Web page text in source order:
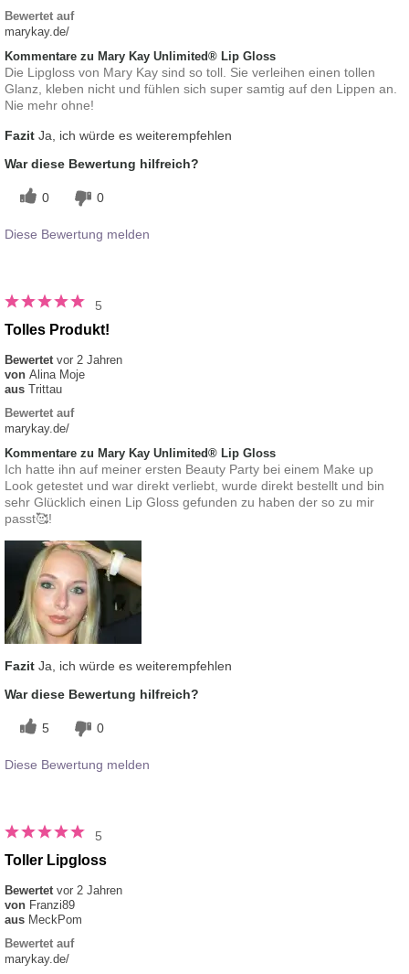
Bewertet auf
marykay.de/
Kommentare zu Mary Kay Unlimited® Lip Gloss
Die Lipgloss von Mary Kay sind so toll. Sie verleihen einen tollen
Glanz, kleben nicht und fühlen sich super samtig auf den Lippen an.
Nie mehr ohne!
Fazit Ja, ich würde es weiterempfehlen
War diese Bewertung hilfreich?
0 0
Diese Bewertung melden
5
Tolles Produkt!
Bewertet vor 2 Jahren
von Alina Moje
aus Trittau
Bewertet auf
marykay.de/
Kommentare zu Mary Kay Unlimited® Lip Gloss
Ich hatte ihn auf meiner ersten Beauty Party bei einem Make up
Look getestet und war direkt verliebt, wurde direkt bestellt und bin
sehr Glücklich einen Lip Gloss gefunden zu haben der so zu mir
passt🥰!
Fazit Ja, ich würde es weiterempfehlen
War diese Bewertung hilfreich?
5 0
Diese Bewertung melden
5
Toller Lipgloss
Bewertet vor 2 Jahren
von Franzi89
aus MeckPom
Bewertet auf
marykay.de/